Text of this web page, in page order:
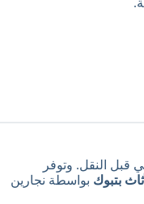
قبل النقل. وتوفر
بتبوك بواسطة نجارين